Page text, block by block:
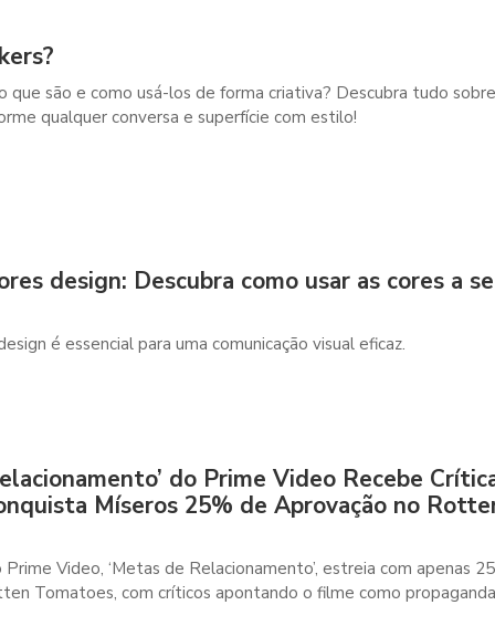
que são e como usá-los de forma criativa? Descubra tudo
qualquer conversa e superfície com estilo!
design: Descubra como usar as cores a
é essencial para uma comunicação visual eficaz.
do Prime Video Recebe
Míseros 25% de Aprovação no
Video, ‘Metas de Relacionamento’, estreia com apenas
Tomatoes, com críticos apontando o filme como